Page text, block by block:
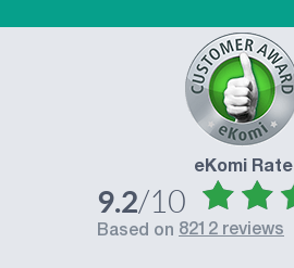
eKomi Rate
9.2/10
based on 8212 reviews